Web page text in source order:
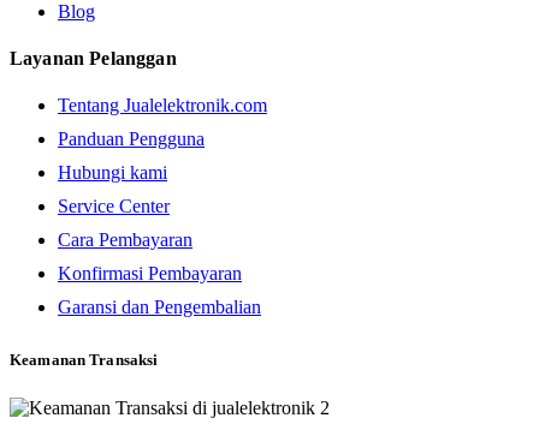
Blog
Layanan Pelanggan
Tentang Jualelektronik.com
Panduan Pengguna
Hubungi kami
Service Center
Cara Pembayaran
Konfirmasi Pembayaran
Garansi dan Pengembalian
Keamanan Transaksi